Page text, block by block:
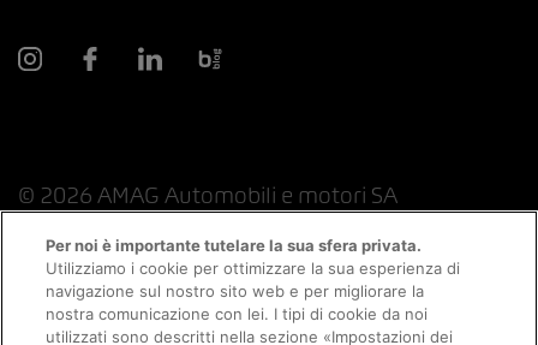
© 2026 AMAG Automobili e motori SA
Protezione dei dati Indicazioni giuridiche
Per noi è importante tutelare la sua sfera privata.
Utilizziamo i cookie per ottimizzare la sua esperienza di
navigazione sul nostro sito web e per migliorare la
nostra comunicazione con lei. I tipi di cookie da noi
utilizzati sono descritti nella sezione «Impostazioni dei